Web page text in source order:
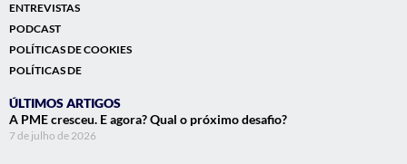
ENTREVISTAS
PODCAST
POLÍTICAS DE COOKIES
POLÍTICAS DE
ÚLTIMOS ARTIGOS
A PME cresceu. E agora? Qual o próximo desafio?
7 de julho de 2026